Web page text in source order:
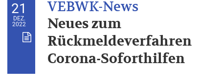
21
DEZ.
2022
Neues zum
Rückmeldeverfahren
Corona-Soforthilfen